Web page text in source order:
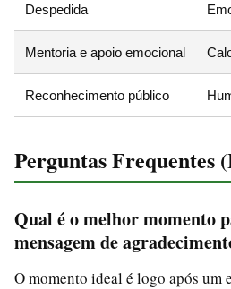
Despedida
Mentoria e apoio emocional
Reconhecimento público
Perguntas Frequentes
Qual é o melhor momento
mensagem de
O momento ideal é logo após um